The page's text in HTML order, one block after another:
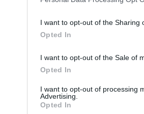
I want to opt-out of the Sharing
Opted In
I want to opt-out of the Sale of
Opted In
I want to opt-out of processing
Advertising.
Opted In